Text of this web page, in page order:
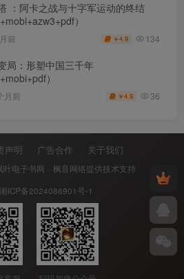
：阿卡之战与十字军运动的终结
）
前 ￥4.9 134
局：形塑中国三千年
）
月前 ￥4.9 36
声明 广告合作 关于我们
叶电子书网 · 枫音网络提供技术支持
湘ICP备2024086901号-1